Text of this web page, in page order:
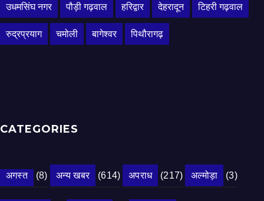
उधमसिंघ नगर पौड़ी गढ़वाल हरिद्वार देहरादून टिहरी गढ़वाल
रुद्रप्रयाग चमोली बागेश्वर पिथौरागढ़
CATEGORIES
अगस्त (8) अन्य खबर (614) अपराध (217) अल्मोड़ा (3)